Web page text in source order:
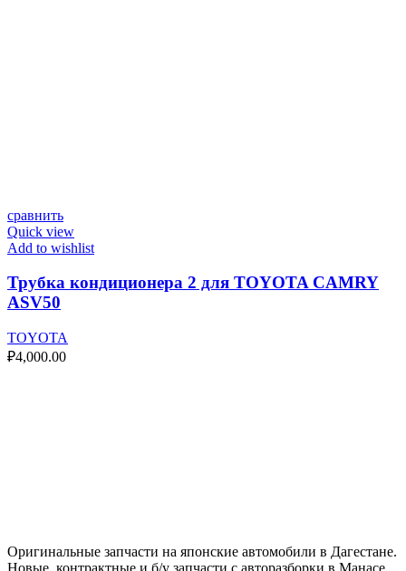
сравнить
Quick view
Add to wishlist
Трубка кондиционера 2 для TOYOTA CAMRY
ASV50
TOYOTA
₽4,000.00
Оригинальные запчасти на японские автомобили в Дагестане.